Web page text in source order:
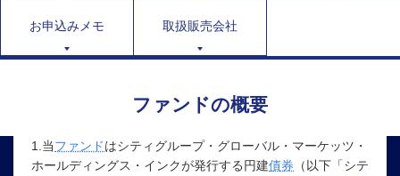
お申込みメモ 取扱販売会社
ファンドの概要
1.当ファンドはシティグループ・グローバル・マーケッツ・
ホールディングス・インクが発行する円建債券 （以下「シテ